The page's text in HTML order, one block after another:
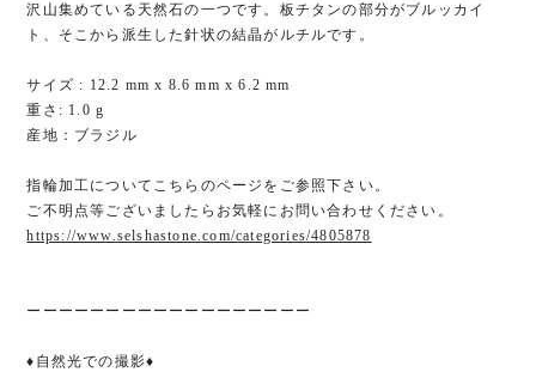
沢山集めている天然石の一つです。板チタンの部分がブルッカイ
ト、そこから派生した針状の結晶がルチルです。
サイズ : 12.2 mm x 8.6 mm x 6.2 mm
重さ: 1.0 g
産地：ブラジル
指輪加工についてこちらのページをご参照下さい。
ご不明点等ございましたらお気軽にお問い合わせください。
https://www.selshastone.com/categories/4805878
ーーーーーーーーーーーーーーーーーー
♦自然光での撮影♦